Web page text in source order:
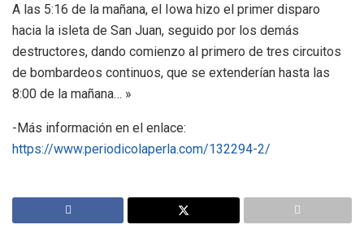
A las 5:16 de la mañana, el Iowa hizo el primer disparo
hacia la isleta de San Juan, seguido por los demás
destructores, dando comienzo al primero de tres circuitos
de bombardeos continuos, que se extenderían hasta las
8:00 de la mañana… »
-Más información en el enlace:
https://www.periodicolaperla.com/132294-2/